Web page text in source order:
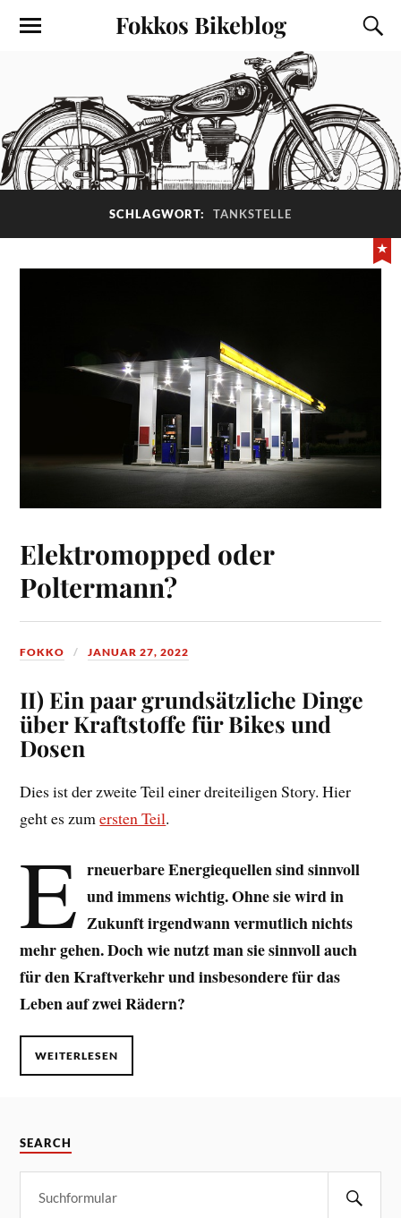
Fokkos Bikeblog
SCHLAGWORT: TANKSTELLE
Elektromopped oder
Poltermann?
FOKKO JANUAR 27, 2022
II) Ein paar grundsätzliche Dinge
über Kraftstoffe für Bikes und
Dosen
Dies ist der zweite Teil einer dreiteiligen Story. Hier
geht es zumersten Teil.
E rneuerbare Energiequellen sind sinnvoll
und immens wichtig. Ohne sie wird in
Zukunft irgendwann vermutlich nichts
mehr gehen. Doch wie nutzt man sie sinnvoll auch
für den Kraftverkehr und insbesondere für das
Leben auf zwei Rädern?
WEITERLESEN
SEARCH